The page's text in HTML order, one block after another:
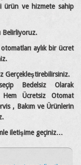
ürün ve hizmete sahip
Belirliyoruz.
aylık bir ücret
Gerçekleştirebilirsiniz.
Bedelsiz Olarak
Hem Ücretsiz Otomat
, Bakım ve Ürünlerin
iletişime geçiniz…